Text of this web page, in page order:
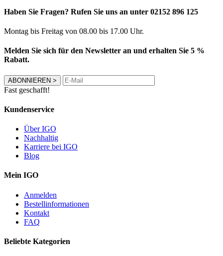
Haben Sie Fragen? Rufen Sie uns an unter 02152 896 125
Montag bis Freitag von 08.00 bis 17.00 Uhr.
Melden Sie sich für den Newsletter an und erhalten Sie 5 %
Rabatt.
ABONNIEREN >
Fast geschafft!
Kundenservice
Über IGO
Nachhaltig
Karriere bei IGO
Blog
Mein IGO
Anmelden
Bestellinformationen
Kontakt
FAQ
Beliebte Kategorien